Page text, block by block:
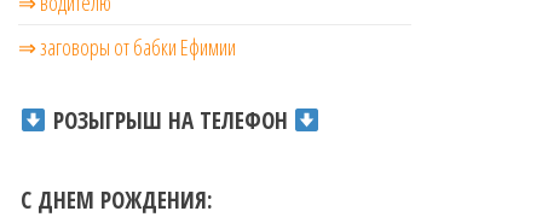
⇒ заговоры от бабки Ефимии
РОЗЫГРЫШ НА ТЕЛЕФОН
С ДНЕМ РОЖДЕНИЯ: